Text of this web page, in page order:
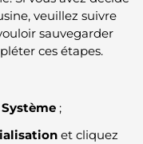
veuillez suivre
sauvegarder
ces étapes.
Système ;
et cliquez